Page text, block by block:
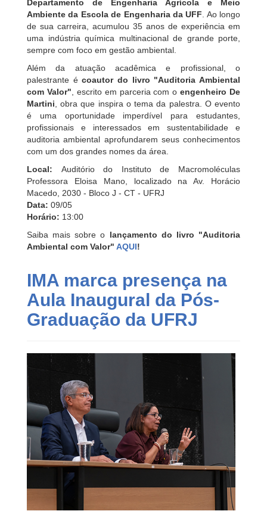
Departamento de Engenharia Agrícola e Meio
Ambiente da Escola de Engenharia da UFF . Ao longo
de sua carreira, acumulou 35 anos de experiência em
uma indústria química multinacional de grande porte,
sempre com foco em gestão ambiental.
Além da atuação acadêmica e profissional, o
palestrante écoautor do livro "Auditoria Ambiental
com Valor" , escrito em parceria com oengenheiro De
Martini , obra que inspira o tema da palestra. O evento
é uma oportunidade imperdível para estudantes,
profissionais e interessados em sustentabilidade e
auditoria ambiental aprofundarem seus conhecimentos
com um dos grandes nomes da área.
Local: Auditório do Instituto de Macromoléculas
Professora Eloisa Mano, localizado na Av. Horácio
Macedo, 2030 - Bloco J - CT - UFRJ
Data: 09/05
Horário: 13:00
Saiba mais sobre o lançamento do livro "Auditoria
Ambiental com Valor" AQUI!
IMA marca presença na
Aula Inaugural da Pós-
Graduação da UFRJ